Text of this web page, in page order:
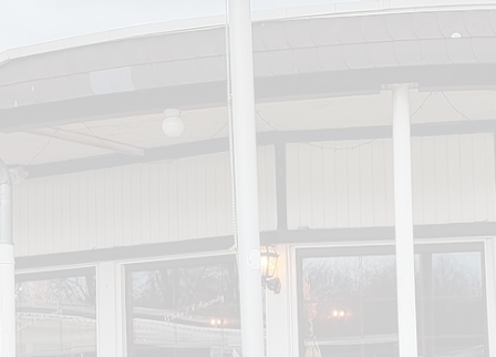
Sport + Bewegung